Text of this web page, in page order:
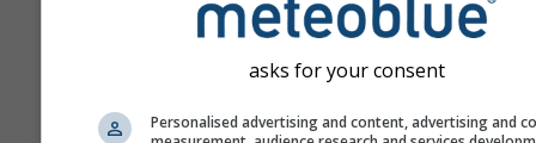
asks for your consent
Personalised advertising and content, advertising and